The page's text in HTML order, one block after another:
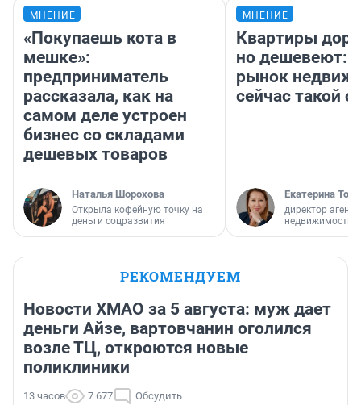
МНЕНИЕ
«Покупаешь кота в
мешке»:
предприниматель
рассказала, как на
самом деле устроен
бизнес со складами
дешевых товаров
Наталья Шорохова
Открыла кофейную точку на
деньги соцразвития
МНЕНИЕ
Квартиры
но дешевеют:
рынок
сейчас такой
Екатерина
директор
недвижимости
РЕКОМЕНДУЕМ
Новости ХМАО за 5 августа: муж дает
деньги Айзе, вартовчанин оголился
возле ТЦ, откроются новые
поликлиники
13 часов 7 677 Обсудить